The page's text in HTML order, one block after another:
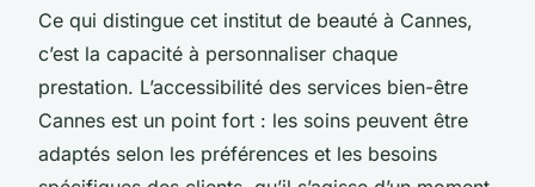
Ce qui distingue cet institut de beauté à Cannes,
c’est la capacité à personnaliser chaque
prestation. L’accessibilité des services bien-être
Cannes est un point fort : les soins peuvent être
adaptés selon les préférences et les besoins